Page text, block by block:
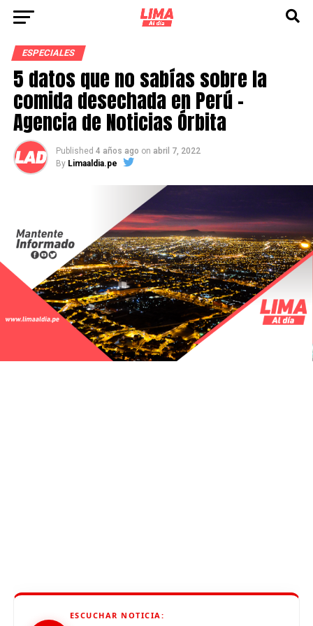
ESPECIALES
5 datos que no sabías sobre la
comida desechada en Perú –
Agencia de Noticias Órbita
Published 4 años ago on abril 7, 2022
By Limaaldia.pe
ESCUCHAR NOTICIA: